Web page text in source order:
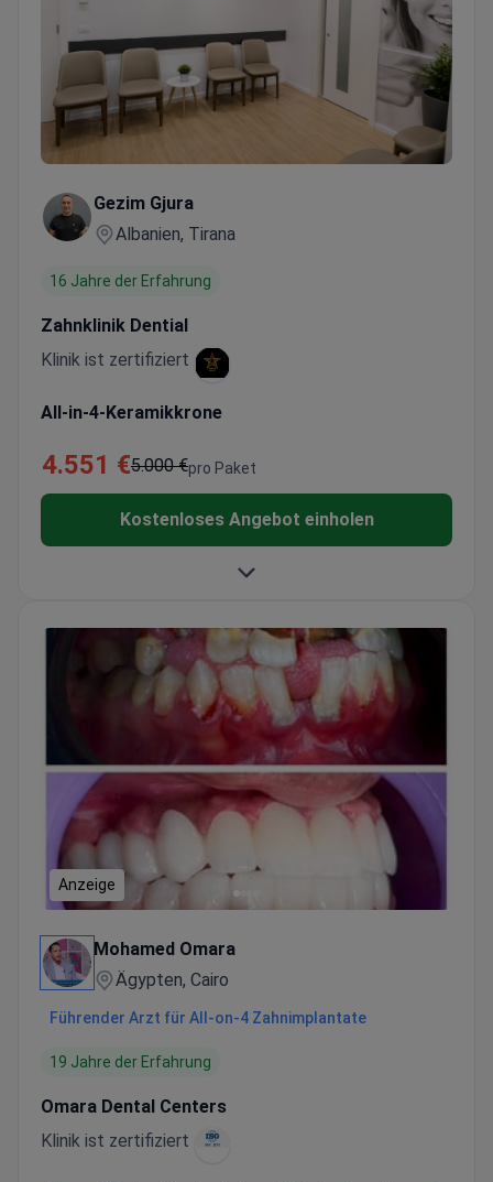
Gezim Gjura
Albanien, Tirana
16 Jahre der Erfahrung
Zahnklinik Dential
Klinik ist zertifiziert
All-in-4-Keramikkrone
pro Paket
5.000 €
4.551 €
Kostenloses Angebot einholen
Anzeige
Mohamed Omara
Ägypten, Cairo
Führender Arzt für All-on-4 Zahnimplantate
19 Jahre der Erfahrung
Omara Dental Centers
Klinik ist zertifiziert